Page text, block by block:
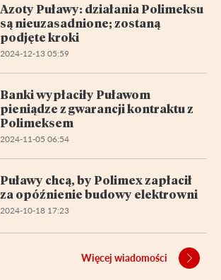
Azoty Puławy: działania Polimeksu
są nieuzasadnione; zostaną
podjęte kroki
2024-12-13 05:59
Banki wypłaciły Puławom
pieniądze z gwarancji kontraktu z
Polimeksem
2024-11-05 06:54
Puławy chcą, by Polimex zapłacił
za opóźnienie budowy elektrowni
2024-10-18 17:23
Więcej wiadomości